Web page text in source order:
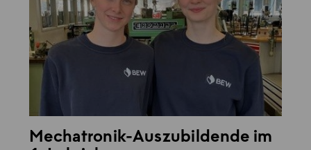
Mechatronik-Auszubildende im